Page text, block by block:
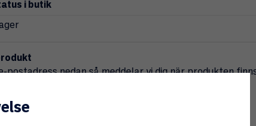
i butik
postadress nedan så meddelar vi dig när produkten